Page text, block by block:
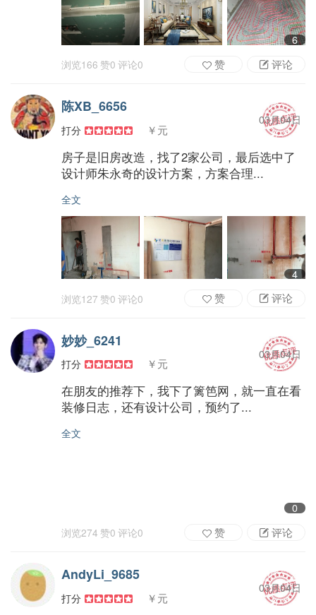
6
浏览166 赞0 评论0 评论
赞
陈XB_6656
打分 ￥元
03月04日
房子是旧房改造，找了2家公司，最后选中了
设计师朱永奇的设计方案，方案合理...
全文
4
浏览127 赞0 评论0 评论
赞
妙妙_6241
打分 ￥元
03月04日
在朋友的推荐下，我下了篱笆网，就一直在看
装修日志，还有设计公司，预约了...
全文
0
浏览274 赞0 评论0 评论
赞
AndyLi_9685
打分 ￥元
03月04日